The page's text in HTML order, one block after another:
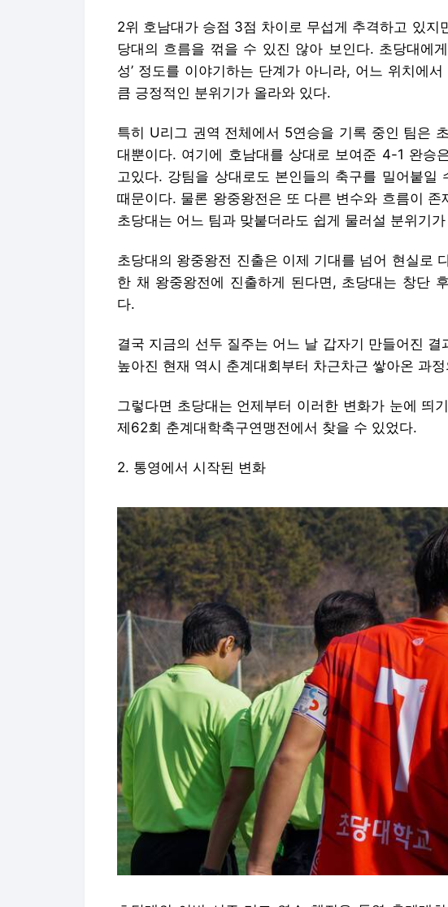
대뿐이다. 여기에 호남대를 상대로 보여준 4-1 완승
고있다. 강팀을 상대로도 본인들의 축구를 밀어붙일
때문이다. 물론 왕중왕전은 또 다른 변수와 흐름이
초당대는 어느 팀과 맞붙더라도 쉽게 물러설 분위기가
초당대의 왕중왕전 진출은 이제 기대를 넘어 현실로
한 채 왕중왕전에 진출하게 된다면, 초당대는 창단
다.
결국 지금의 선두 질주는 어느 날 갑자기 만들어진 결
그렇다면 초당대는 언제부터 이러한 변화가 눈에 띄
제62회 춘계대학축구연맹전에서 찾을 수 있었다.
2. 통영에서 시작된 변화
초당대의 이번 시즌 리그 연승 행진은 통영 춘계대회
모른다. 당시 초당대는 예선에서 송호대, 경기대, 사
대는 경기대와의 1-1 무승부를 기록했지만, 나머지
예선을 통과했다. 그렇게 본선 무대에 오른 초당대
흐름을 탔다.